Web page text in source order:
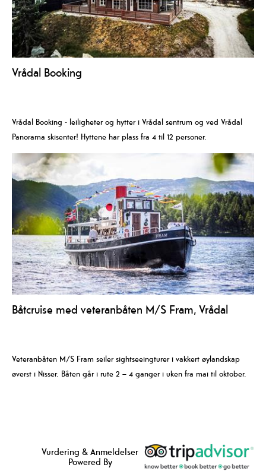
Vrådal Booking
Vrådal Booking - leiligheter og hytter i Vrådal sentrum og ved Vrådal
Panorama skisenter! Hyttene har plass fra 4 til 12 personer.
Båtcruise med veteranbåten M/S Fram, Vrådal
Veteranbåten M/S Fram seiler sightseeingturer i vakkert øylandskap
øverst i Nisser. Båten går i rute 2 – 4 ganger i uken fra mai til oktober.
Vurdering & Anmeldelser
Powered By